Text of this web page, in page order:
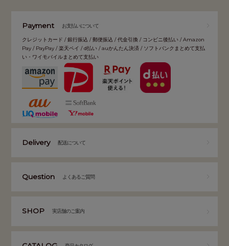
Payment お支払いについて
クレジットカード / 銀行振込 / 郵便振込 / 代金引換 / コンビニ後払い / Amazon
Pay / PayPay / 楽天ペイ / d払い / auかんたん決済 / ソフトバンクまとめて支払
い・ワイモバイルまとめて支払い
Delivery 配送について
Question よくあるご質問
SHOP 実店舗のご案内